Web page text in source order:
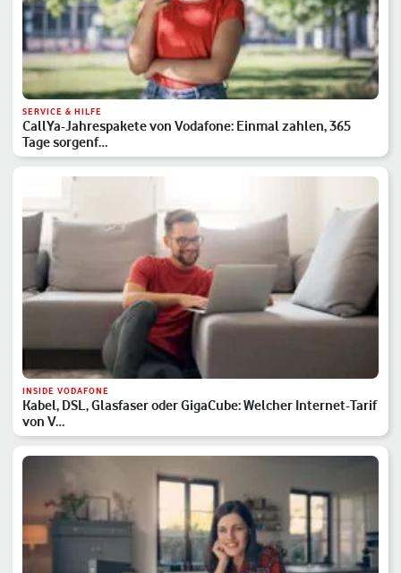
SERVICE & HILFE
CallYa-Jahrespakete von Vodafone: Einmal zahlen, 365
Tage sorgenf…
INSIDE VODAFONE
Kabel, DSL, Glasfaser oder GigaCube: Welcher Internet-Tarif
von V…